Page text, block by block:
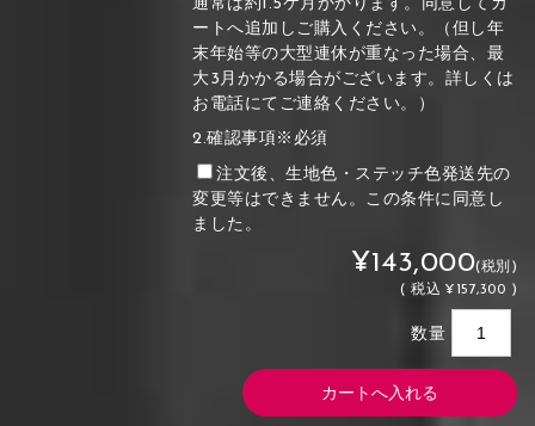
通常は約1.5ケ月かかります。同意してカ
ートへ追加しご購入ください。（但し年
末年始等の大型連休が重なった場合、最
大3月かかる場合がございます。詳しくは
お電話にてご連絡ください。）
2.確認事項※必須
注文後、生地色・ステッチ色発送先の
変更等はできません。この条件に同意し
ました。
¥143,000(税別)
(税込 ¥157,300 )
数量